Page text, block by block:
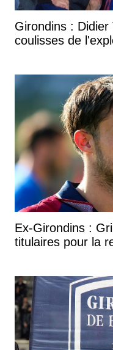
Girondins :
coulisses de
Ex-Girondins :
titulaires pour la